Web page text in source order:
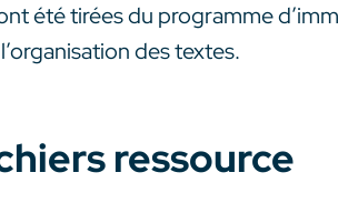
été tirées du programme
des textes.
ressource